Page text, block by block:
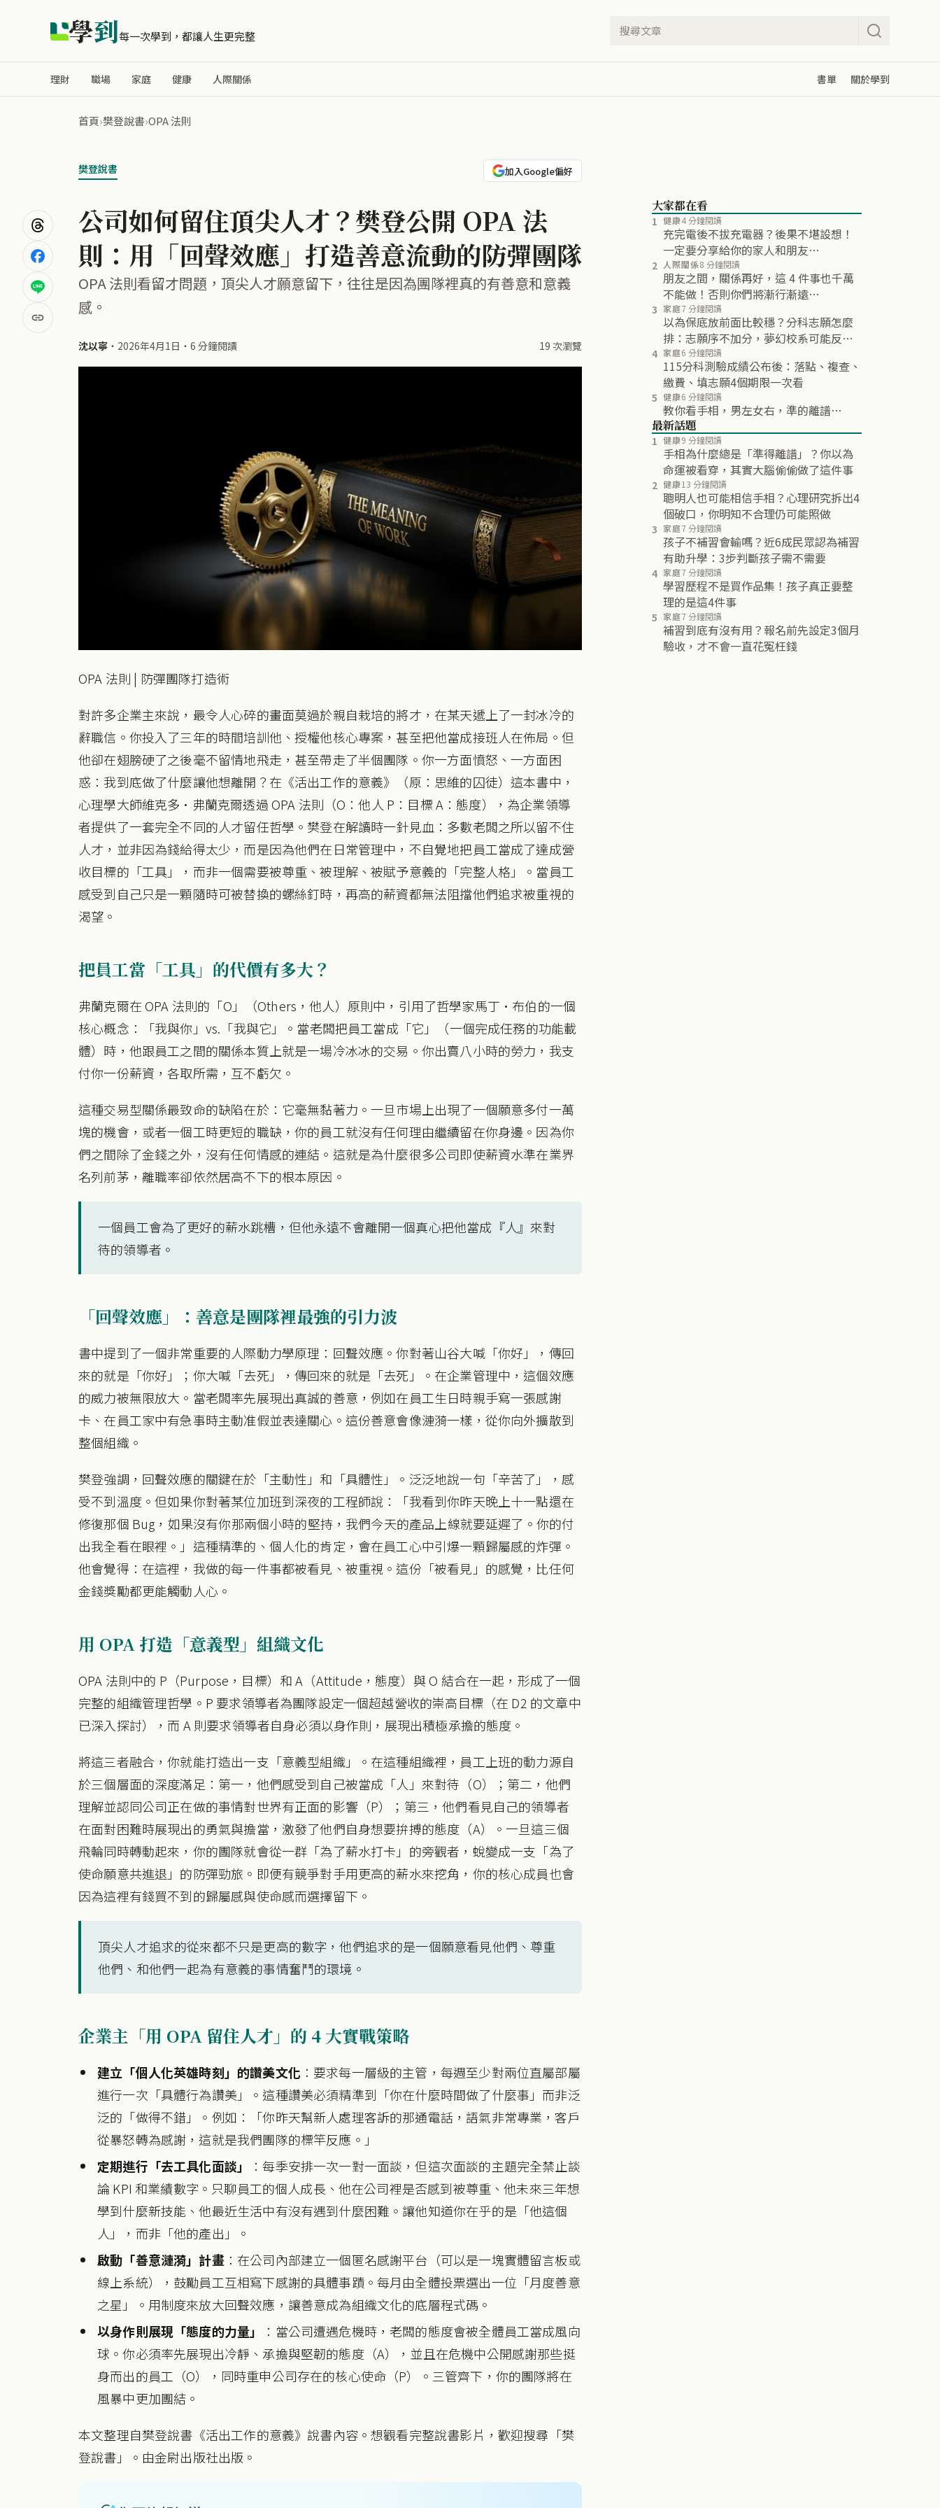
學到每一次學到，都讓人生更完整
理財 職場 家庭 健康 人際關係 書單 關於學到
首頁›樊登說書›OPA 法則
樊登說書 加入Google偏好
公司如何留住頂尖人才？樊登公開 OPA 法
則：用「回聲效應」打造善意流動的防彈團隊
OPA 法則看留才問題，頂尖人才願意留下，往往是因為團隊裡真的有善意和意義
感。
沈以寧 ・ 2026年4月1日 ・ 6 分鐘閱讀 19 次瀏覽
OPA 法則 | 防彈團隊打造術
對許多企業主來說，最令人心碎的畫面莫過於親自栽培的將才，在某天遞上了一封冰冷的
辭職信。你投入了三年的時間培訓他、授權他核心專案，甚至把他當成接班人在佈局。但
他卻在翅膀硬了之後毫不留情地飛走，甚至帶走了半個團隊。你一方面憤怒、一方面困
惑：我到底做了什麼讓他想離開？在《活出工作的意義》（原：思維的囚徒）這本書中，
心理學大師維克多·弗蘭克爾透過 OPA 法則（O：他人 P：目標 A：態度），為企業領導
者提供了一套完全不同的人才留任哲學。樊登在解讀時一針見血：多數老闆之所以留不住
人才，並非因為錢給得太少，而是因為他們在日常管理中，不自覺地把員工當成了達成營
收目標的「工具」，而非一個需要被尊重、被理解、被賦予意義的「完整人格」。當員工
感受到自己只是一顆隨時可被替換的螺絲釘時，再高的薪資都無法阻擋他們追求被重視的
渴望。
把員工當「工具」的代價有多大？
弗蘭克爾在 OPA 法則的「O」（Others，他人）原則中，引用了哲學家馬丁·布伯的一個
核心概念：「我與你」vs.「我與它」。當老闆把員工當成「它」（一個完成任務的功能載
體）時，他跟員工之間的關係本質上就是一場冷冰冰的交易。你出賣八小時的勞力，我支
付你一份薪資，各取所需，互不虧欠。
這種交易型關係最致命的缺陷在於：它毫無黏著力。一旦市場上出現了一個願意多付一萬
塊的機會，或者一個工時更短的職缺，你的員工就沒有任何理由繼續留在你身邊。因為你
們之間除了金錢之外，沒有任何情感的連結。這就是為什麼很多公司即使薪資水準在業界
名列前茅，離職率卻依然居高不下的根本原因。
一個員工會為了更好的薪水跳槽，但他永遠不會離開一個真心把他當成『人』來對
待的領導者。
「回聲效應」：善意是團隊裡最強的引力波
書中提到了一個非常重要的人際動力學原理：回聲效應。你對著山谷大喊「你好」，傳回
來的就是「你好」；你大喊「去死」，傳回來的就是「去死」。在企業管理中，這個效應
的威力被無限放大。當老闆率先展現出真誠的善意，例如在員工生日時親手寫一張感謝
卡、在員工家中有急事時主動准假並表達關心。這份善意會像漣漪一樣，從你向外擴散到
整個組織。
樊登強調，回聲效應的關鍵在於「主動性」和「具體性」。泛泛地說一句「辛苦了」，感
受不到溫度。但如果你對著某位加班到深夜的工程師說：「我看到你昨天晚上十一點還在
修復那個 Bug，如果沒有你那兩個小時的堅持，我們今天的產品上線就要延遲了。你的付
出我全看在眼裡。」這種精準的、個人化的肯定，會在員工心中引爆一顆歸屬感的炸彈。
他會覺得：在這裡，我做的每一件事都被看見、被重視。這份「被看見」的感覺，比任何
金錢獎勵都更能觸動人心。
用 OPA 打造「意義型」組織文化
OPA 法則中的 P（Purpose，目標）和 A（Attitude，態度）與 O 結合在一起，形成了一個
完整的組織管理哲學。P 要求領導者為團隊設定一個超越營收的崇高目標（在 D2 的文章中
已深入探討），而 A 則要求領導者自身必須以身作則，展現出積極承擔的態度。
將這三者融合，你就能打造出一支「意義型組織」。在這種組織裡，員工上班的動力源自
於三個層面的深度滿足：第一，他們感受到自己被當成「人」來對待（O）；第二，他們
理解並認同公司正在做的事情對世界有正面的影響（P）；第三，他們看見自己的領導者
在面對困難時展現出的勇氣與擔當，激發了他們自身想要拚搏的態度（A）。一旦這三個
飛輪同時轉動起來，你的團隊就會從一群「為了薪水打卡」的旁觀者，蛻變成一支「為了
使命願意共進退」的防彈勁旅。即便有競爭對手用更高的薪水來挖角，你的核心成員也會
因為這裡有錢買不到的歸屬感與使命感而選擇留下。
頂尖人才追求的從來都不只是更高的數字，他們追求的是一個願意看見他們、尊重
他們、和他們一起為有意義的事情奮鬥的環境。
企業主「用 OPA 留住人才」的 4 大實戰策略
建立「個人化英雄時刻」的讚美文化 ：要求每一層級的主管，每週至少對兩位直屬部屬
進行一次「具體行為讚美」。這種讚美必須精準到「你在什麼時間做了什麼事」而非泛
泛的「做得不錯」。例如：「你昨天幫新人處理客訴的那通電話，語氣非常專業，客戶
從暴怒轉為感謝，這就是我們團隊的標竿反應。」
定期進行「去工具化面談」
：每季安排一次一對一面談，但這次面談的主題完全禁止談
論 KPI 和業績數字。只聊員工的個人成長、他在公司裡是否感到被尊重、他未來三年想
學到什麼新技能、他最近生活中有沒有遇到什麼困難。讓他知道你在乎的是「他這個
人」，而非「他的產出」。
啟動「善意漣漪」計畫：在公司內部建立一個匿名感謝平台（可以是一塊實體留言板或
線上系統），鼓勵員工互相寫下感謝的具體事蹟。每月由全體投票選出一位「月度善意
之星」。用制度來放大回聲效應，讓善意成為組織文化的底層程式碼。
以身作則展現「態度的力量」
：當公司遭遇危機時，老闆的態度會被全體員工當成風向
球。你必須率先展現出冷靜、承擔與堅韌的態度（A），並且在危機中公開感謝那些挺
身而出的員工（O），同時重申公司存在的核心使命（P）。三管齊下，你的團隊將在
風暴中更加團結。
本文整理自樊登說書《活出工作的意義》說書內容。想觀看完整說書影片，歡迎搜尋「樊
登說書」。由金尉出版社出版。
大家都在看
1 健康4 分鐘閱讀
充完電後不拔充電器？後果不堪設想！
一定要分享給你的家人和朋友…
2 人際關係8 分鐘閱讀
朋友之間，關係再好，這 4 件事也千萬
不能做！否則你們將漸行漸遠…
3 家庭7 分鐘閱讀
以為保底放前面比較穩？分科志願怎麼
排：志願序不加分，夢幻校系可能反而
不再分發
4 家庭6 分鐘閱讀
115分科測驗成績公布後：落點、複查、
繳費、填志願4個期限一次看
5 健康6 分鐘閱讀
教你看手相，男左女右，準的離譜…
最新話題
1 健康9 分鐘閱讀
手相為什麼總是「準得離譜」？你以為
命運被看穿，其實大腦偷偷做了這件事
2 健康13 分鐘閱讀
聰明人也可能相信手相？心理研究拆出4
個破口，你明知不合理仍可能照做
3 家庭7 分鐘閱讀
孩子不補習會輸嗎？近6成民眾認為補習
有助升學：3步判斷孩子需不需要
4 家庭7 分鐘閱讀
學習歷程不是買作品集！孩子真正要整
理的是這4件事
5 家庭7 分鐘閱讀
補習到底有沒有用？報名前先設定3個月
驗收，才不會一直花冤枉錢